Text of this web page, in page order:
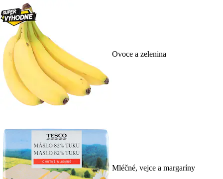
Ovoce a zelenina
Mléčné, vejce a margaríny